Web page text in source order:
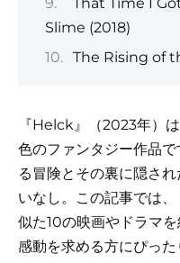
Slime (2018)
The Rising of
『Helck』（2023年）
色のファンタジー作品
る冒険とその裏に隠さ
いなし。この記事では
似た10の映画やドラマ
感動を求める方にぴった